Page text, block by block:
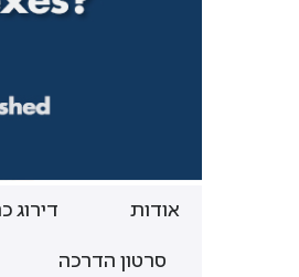
אודות דירוג
סרטון הדרכה